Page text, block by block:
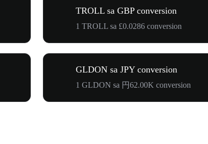
TROLL sa GBP conversion
1 TROLL sa £0.0286 conversion
GLDON sa JPY conversion
1 GLDON sa 円62.00K conversion